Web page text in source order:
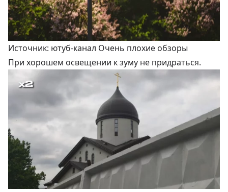
Источник: ютуб-канал Очень плохие обзоры
При хорошем освещении к зуму не придраться.